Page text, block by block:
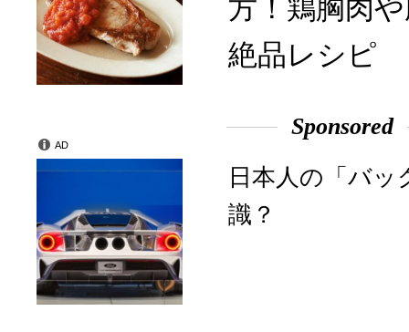
方！鶏胸肉
絶品レシピ
Sponsored
日本人の「バッ
識？
AD